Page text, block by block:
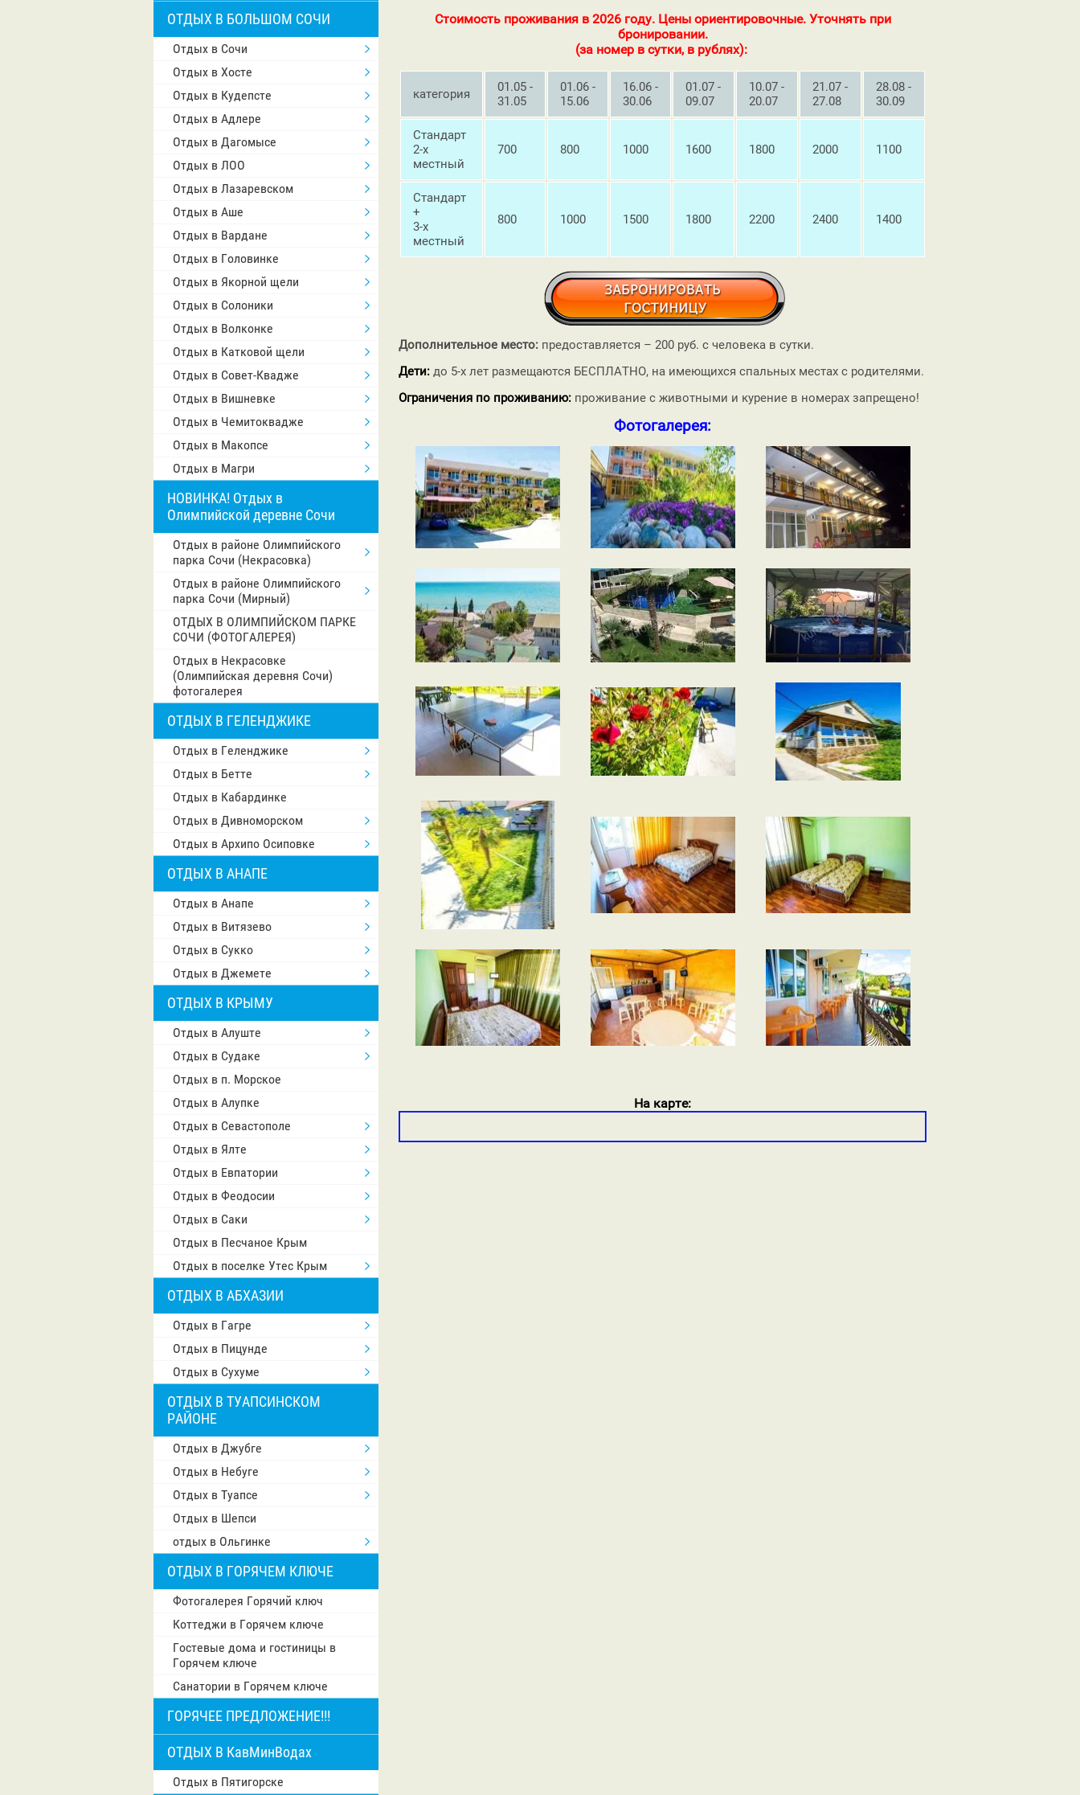
ОТДЫХ В БОЛЬШОМ СОЧИ
Отдых в Сочи
Отдых в Хосте
Отдых в Кудепсте
Отдых в Адлере
Отдых в Дагомысе
Отдых в ЛОО
Отдых в Лазаревском
Отдых в Аше
Отдых в Вардане
Отдых в Головинке
Отдых в Якорной щели
Отдых в Солоники
Отдых в Волконке
Отдых в Катковой щели
Отдых в Совет-Квадже
Отдых в Вишневке
Отдых в Чемитоквадже
Отдых в Макопсе
Отдых в Магри
НОВИНКА! Отдых в
Олимпийской деревне Сочи
Отдых в районе Олимпийского
парка Сочи (Некрасовка)
Отдых в районе Олимпийского
парка Сочи (Мирный)
ОТДЫХ В ОЛИМПИЙСКОМ ПАРКЕ
СОЧИ (ФОТОГАЛЕРЕЯ)
Отдых в Некрасовке
(Олимпийская деревня Сочи)
фотогалерея
ОТДЫХ В ГЕЛЕНДЖИКЕ
Отдых в Геленджике
Отдых в Бетте
Отдых в Кабардинке
Отдых в Дивноморском
Отдых в Архипо Осиповке
ОТДЫХ В АНАПЕ
Отдых в Анапе
Отдых в Витязево
Отдых в Сукко
Отдых в Джемете
ОТДЫХ В КРЫМУ
Отдых в Алуште
Отдых в Судаке
Отдых в п. Морское
Отдых в Алупке
Отдых в Севастополе
Отдых в Ялте
Отдых в Евпатории
Отдых в Феодосии
Отдых в Саки
Отдых в Песчаное Крым
Отдых в поселке Утес Крым
ОТДЫХ В АБХАЗИИ
Отдых в Гагре
Отдых в Пицунде
Отдых в Сухуме
ОТДЫХ В ТУАПСИНСКОМ
РАЙОНЕ
Отдых в Джубге
Отдых в Небуге
Отдых в Туапсе
Отдых в Шепси
отдых в Ольгинке
ОТДЫХ В ГОРЯЧЕМ КЛЮЧЕ
Фотогалерея Горячий ключ
Коттеджи в Горячем ключе
Гостевые дома и гостиницы в
Горячем ключе
Санатории в Горячем ключе
ГОРЯЧЕЕ ПРЕДЛОЖЕНИЕ!!!
ОТДЫХ В КавМинВодах
Отдых в Пятигорске
Стоимость проживания в 2026 году. Цены ориентировочные. Уточнять при
бронировании.
(за номер в сутки, в рублях):
категория
01.05 -
31.05
01.06 -
15.06
16.06 -
30.06
01.07 -
09.07
10.07 -
20.07
21.07 -
27.08
28.08 -
30.09
Стандарт
2-х
местный
700 800 1000 1600 1800 2000 1100
Стандарт
+
3-х
местный
800 1000 1500 1800 2200 2400 1400
Дополнительное место: предоставляется – 200 руб. с человека в сутки.
Дети: до 5-х лет размещаются БЕСПЛАТНО, на имеющихся спальных местах с родителями.
Ограничения по проживанию: проживание с животными и курение в номерах запрещено!
Фотогалерея:
На карте: